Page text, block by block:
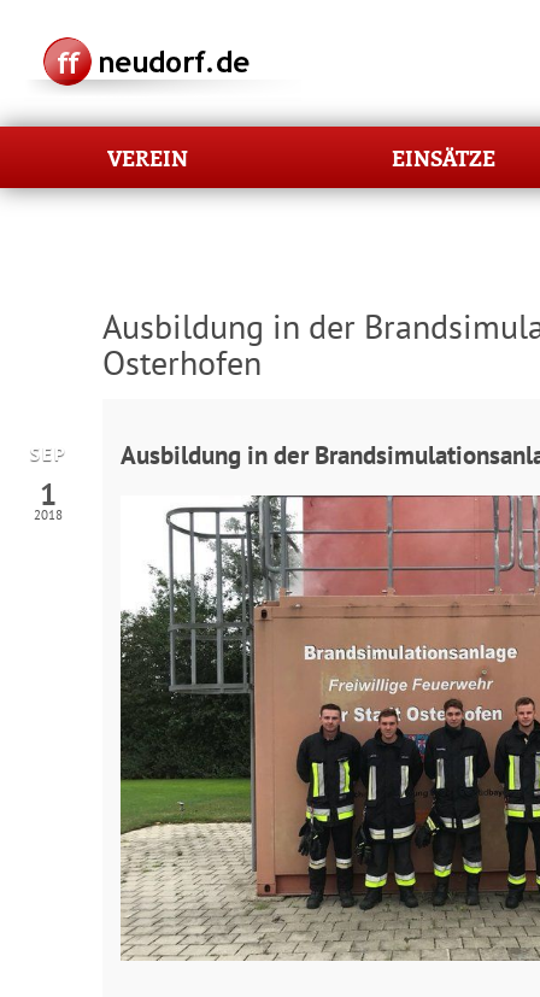
VEREIN EINSÄTZE
Ausbildung in der
Osterhofen
Ausbildung in der
2018
1
SEP